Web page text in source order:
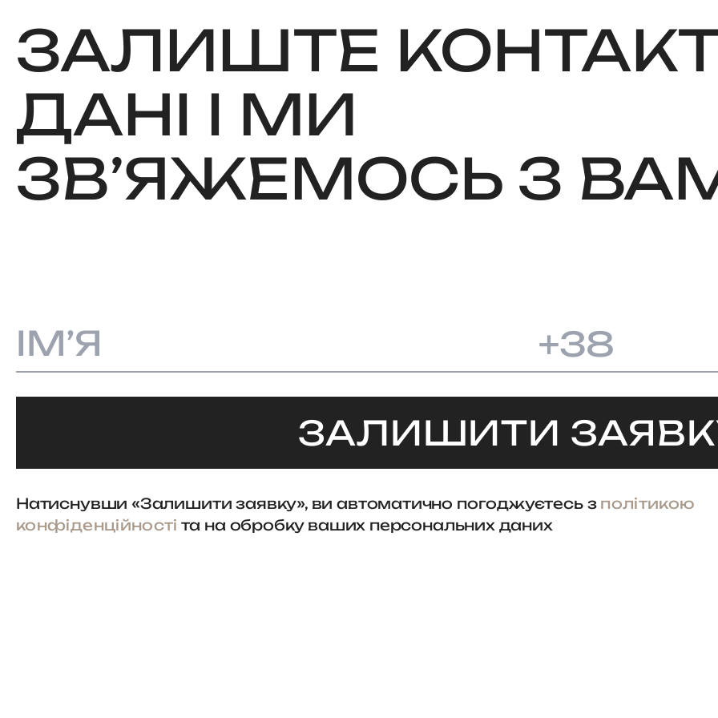
ЗАЛИШТЕ
ДАНІ І МИ
ЗВʼЯЖЕМОСЬ З
+38
ЗАЛИШИТИ
Натиснувши «Залишити заявку», ви автоматично погоджуєтесь з політикою
конфіденційності та на обробку ваших персональних даних